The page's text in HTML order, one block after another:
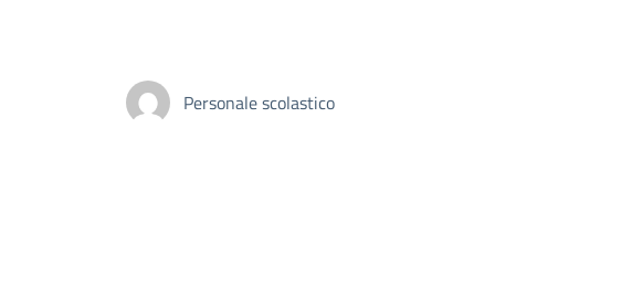
Personale scolastico